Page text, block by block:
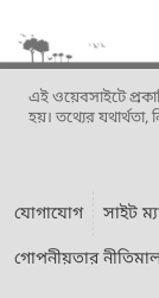
এই ওয়েবসাইটে
হয়। তথ্যের যথার্থতা,
যোগাযোগ সাইট
গোপনীয়তার